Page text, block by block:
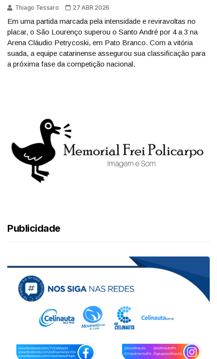
Thiago Tessaro 27 ABR 2026
Em uma partida marcada pela intensidade e reviravoltas no
placar, o São Lourenço superou o Santo André por 4 a 3 na
Arena Cláudio Petrycoski, em Pato Branco. Com a vitória
suada, a equipe catarinense assegurou sua classificação para
a próxima fase da competição nacional.
Publicidade